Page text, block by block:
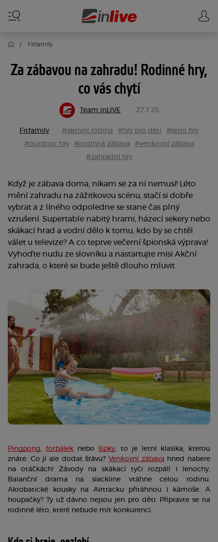
Fitfamily
Za zábavou na zahradu! Rodinné hry,
co vás chytí
Team inLIVE 27.7.25
Fitfamily #aktivní rodina #hry pro děti
#letní hry
#outdoor hry
#rodinná zábava
#venkovní zábava
#zahradní hry
Když je zábava doma, nikam se za ní nemusí! Léto
mění zahradu na zážitkovou scénu, stačí si dobře
vybrat a z líného odpoledne se stane čas plný
vzrušení. Supertable nabitý hrami, házecí sekery nebo
skákací hrad a vodní dělo k tomu, kdo by se chtěl
válet u televize? A co teprve večerní špionská výprava!
Vyhoďte nudu ze slovníku a nastartujte misi Akční
zahrada, o které se bude ještě dlouho mluvit.
Pingpong, fotbálek nebo šipky, to je letní klasika, kterou
znáte. Co jí ale dodat šťávu? Venkovní zábava hned nabere
na otáčkách! Závody na skákací tyči rozpálí i lenochy.
Balanční drama na slackline vtáhne celou rodinu.
Akrobatické kousky na Airtracku přitáhnou i kámoše. A
houpačky? Ty už dávno nejsou jen pro děti. Připravte se na
rodinné léto, které nebude mít konkurenci.